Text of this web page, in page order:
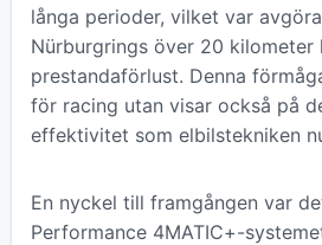
långa perioder, vilket var
Nürburgrings över 20 kilometer
prestandaförlust. Denna
för racing utan visar också på
effektivitet som elbilstekniken
En nyckel till framgången var
Performance 4MATIC+-